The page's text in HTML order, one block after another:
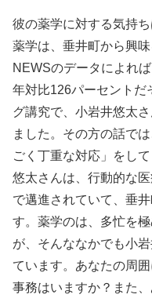
彼の薬学に対する気持
薬学は、垂井町から興
NEWSのデータによれ
年対比126パーセントだ
グ講究で、小岩井悠太
ました。その方の話で
ごく丁重な対応」をし
悠太さんは、行動的な
で邁進されていて、垂
す。薬学のは、多忙を
が、そんななかでも小
ています。あなたの周
事務はいますか？また